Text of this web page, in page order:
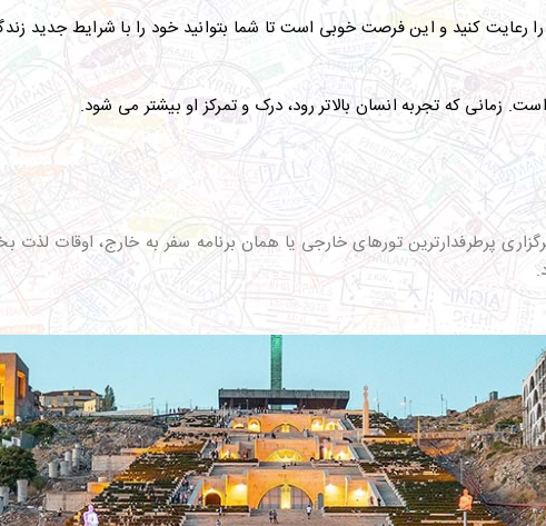
رعایت کنید و این فرصت خوبی است تا شما بتوانید خود را با شرایط جدید
زمانی که تجربه انسان بالاتر رود، درک و تمرکز او بیشتر می شود.
پرطرفدارترین تورهای خارجی یا همان برنامه سفر به خارج، اوقات لذت